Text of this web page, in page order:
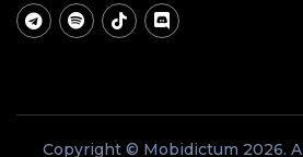
Copyright © Mobidictum 2026.